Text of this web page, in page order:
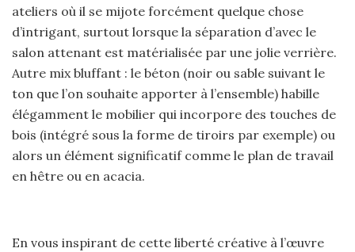
ateliers où il se mijote forcément quelque chose
d’intrigant, surtout lorsque la séparation d’avec le
salon attenant est matérialisée par une jolie verrière.
Autre mix bluffant : le béton (noir ou sable suivant le
ton que l’on souhaite apporter à l’ensemble) habille
élégamment le mobilier qui incorpore des touches de
bois (intégré sous la forme de tiroirs par exemple) ou
alors un élément significatif comme le plan de travail
en hêtre ou en acacia.
En vous inspirant de cette liberté créative à l’œuvre